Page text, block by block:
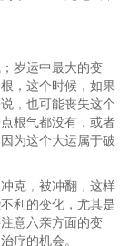
岁运中最大的变
，这个时候，如果
，也可能丧失这个
根气都没有，或者
为这个大运属于破
克，被冲翻，这样
利的变化，尤其是
意六亲方面的变
疗的机会。